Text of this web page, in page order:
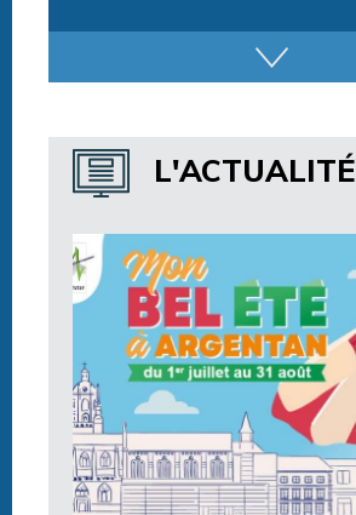
Billetterie et Réservation
Horaires centre aquatique
L'ACTUALITÉ